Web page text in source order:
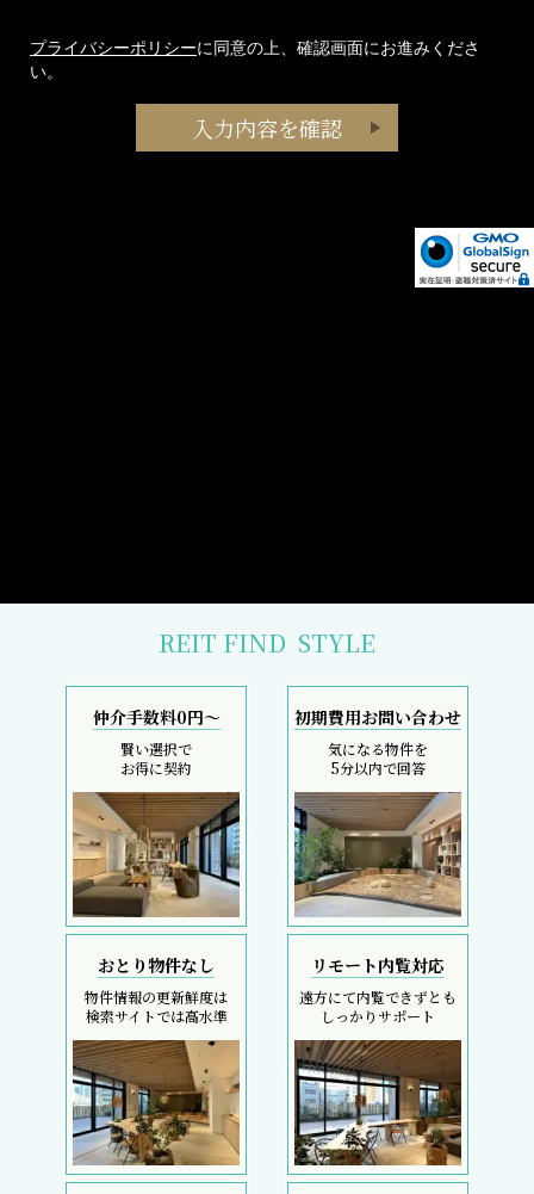
プライバシーポリシーに同意の上、確認画面にお進みくださ
い。
REIT FIND STYLE
仲介手数料0円～
賢い選択で
お得に契約
初期費用お問い合わせ
気になる物件を
5分以内で回答
おとり物件なし
物件情報の更新鮮度は
検索サイトでは高水準
リモート内覧対応
遠方にて内覧できずとも
しっかりサポート